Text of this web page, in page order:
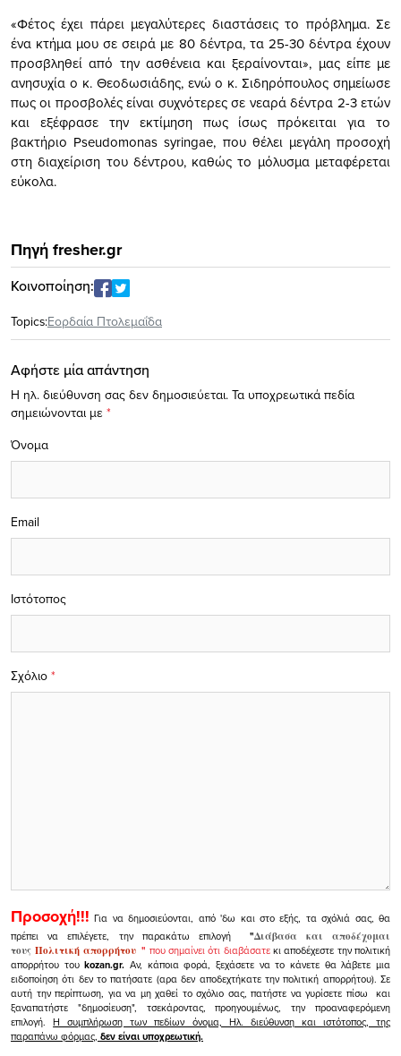
«Φέτος έχει πάρει µεγαλύτερες διαστάσεις το πρόβληµα. Σε
ένα κτήµα µου σε σειρά µε 80 δέντρα, τα 25-30 δέντρα έχουν
προσβληθεί από την ασθένεια και ξεραίνονται», µας είπε µε
ανησυχία ο κ. Θεοδωσιάδης, ενώ ο κ. Σιδηρόπουλος σηµείωσε
πως οι προσβολές είναι συχνότερες σε νεαρά δέντρα 2-3 ετών
και εξέφρασε την εκτίµηση πως ίσως πρόκειται για το
βακτήριο Pseudomonas syringae, που θέλει µεγάλη προσοχή
στη διαχείριση του δέντρου, καθώς το µόλυσµα µεταφέρεται
εύκολα.
Πηγή fresher.gr
Κοινοποίηση:
Topics:Εορδαία Πτολεμαΐδα
Αφήστε μία απάντηση
Η ηλ. διεύθυνση σας δεν δημοσιεύεται. Τα υποχρεωτικά πεδία
σημειώνονται με *
Σχόλιο *
Όνομα
Email
Ιστότοπος
Προσοχή!!! Για να δημοσιεύονται, από 'δω και στο εξής, τα σχόλιά σας, θα
πρέπει να επιλέγετε, την παρακάτω επιλογή
"Διάβασα και αποδέχομαι
τουςΠολιτική απορρήτου" που σημαίνει ότι διαβάσατεκι αποδέχεστε την πολιτική
απορρήτου τουkozan.gr. Αν, κάποια φορά, ξεχάσετε να το κάνετε θα λάβετε μια
ειδοποίηση ότι δεν το πατήσατε (αρα δεν αποδεχτήκατε την πολιτική απορρήτου). Σε
αυτή την περίπτωση, για να μη χαθεί το σχόλιο σας, πατήστε να γυρίσετε πίσω και
ξαναπατήστε "δημοσίευση", τσεκάροντας, προηγουμένως, την προαναφερόμενη
επιλογή.Η συμπλήρωση των πεδίων όνομα, Ηλ. διεύθυνση και ιστότοπος, της
παραπάνω φόρμας, δεν είναι υποχρεωτική.